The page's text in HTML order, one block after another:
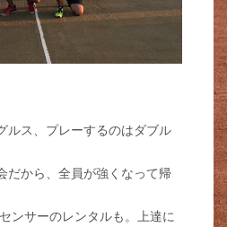
ルス、プレーするのはダブル
だから、全員が強くなって帰
ンサーのレンタルも。上達に